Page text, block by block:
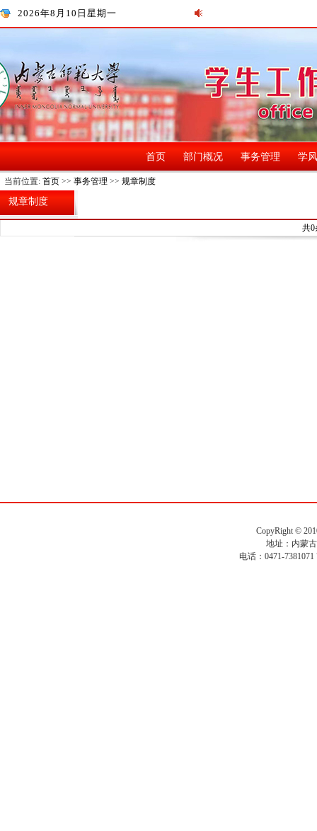
2026年8月10日星期一
首页 部门概况 事务管理 学
当前位置: 首页 >> 事务管理 >> 规章制度
规章制度
共
CopyRight ©
地址：内蒙
电话：0471-7381071